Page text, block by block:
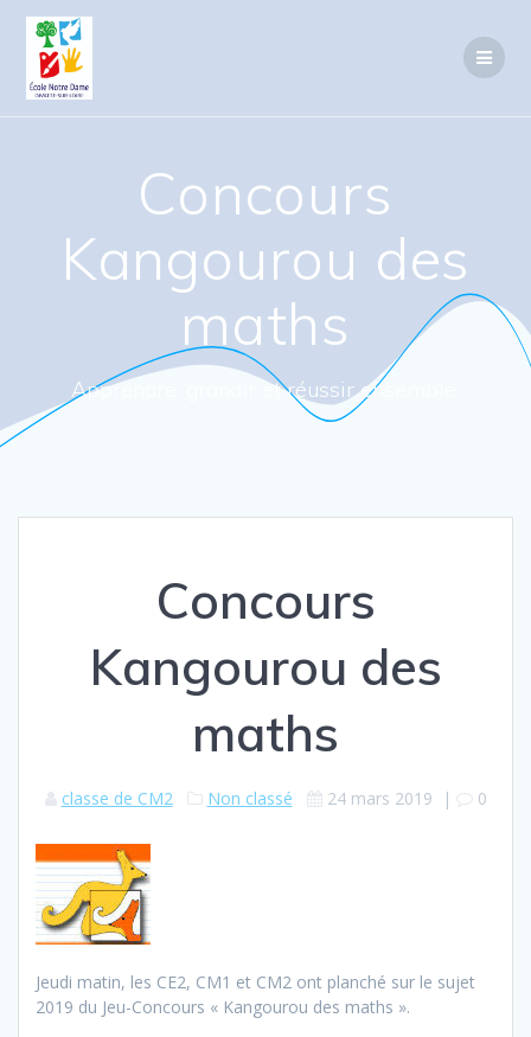
Concours
Kangourou des
maths
Apprendre, grandir et réussir ensemble.
Concours
Kangourou des
maths
classe de CM2 Non classé 24 mars 2019 | 0
Jeudi matin, les CE2, CM1 et CM2 ont planché sur le sujet
2019 du Jeu-Concours « Kangourou des maths ».